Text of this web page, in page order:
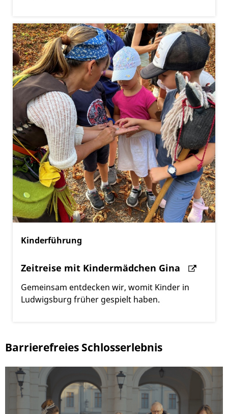
Kinderführung
Zeitreise mit Kindermädchen Gina
Gemeinsam entdecken wir, womit Kinder in
Ludwigsburg früher gespielt haben.
Barrierefreies Schlosserlebnis